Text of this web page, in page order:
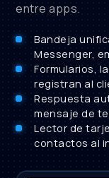
entre apps.
Bandeja
Messenger,
Formularios,
registran al
Respuesta
mensaje de
Lector de
contactos al